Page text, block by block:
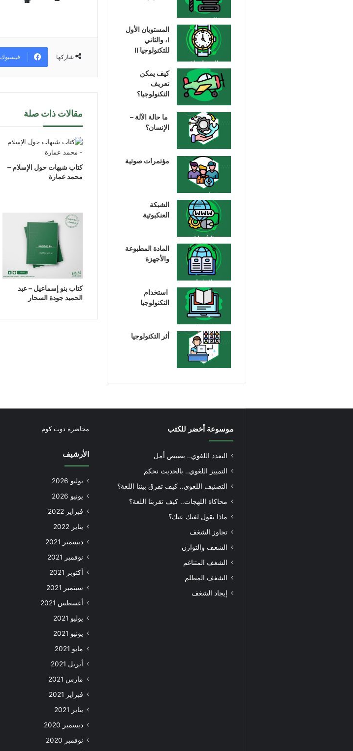
شاركها فيسبوك
مقالات ذات صلة
كتاب شبهات حول الإسلام –
محمد عمارة
كتاب بنو إسماعيل – عبد
الحميد جودة السحار
المستويان الأول
I، والثاني
للتكنولوجيا II
كيف يمكن
تعريف
التكنولوجيا؟
ما حالة الآلة –
الإنسان؟
مؤتمرات صوتية
الشبكة
العنكبوتية
المادة المطبوعة
والأجهزة
استخدام
التكنولوجيا
أثر التكنولوجيا
موسوعة أخضر للكتب
التعدد اللغوي.. بصيص أمل
التمييز اللغوي.. بالحديث نحكم
التصنيف اللغوي.. كيف تفرق بيننا اللغة؟
محاكاة اللهجات.. كيف تقربنا اللغة؟
ماذا تقول لغتك عنك؟
تجاوز الشغف
الشغف والتوازن
الشغف المتناغم
الشغف المظلم
إيجاد الشغف
محاضرة دوت كوم
الأرشيف
يوليو 2026
يونيو 2026
فبراير 2022
يناير 2022
ديسمبر 2021
نوفمبر 2021
أكتوبر 2021
سبتمبر 2021
أغسطس 2021
يوليو 2021
يونيو 2021
مايو 2021
أبريل 2021
مارس 2021
فبراير 2021
يناير 2021
ديسمبر 2020
نوفمبر 2020